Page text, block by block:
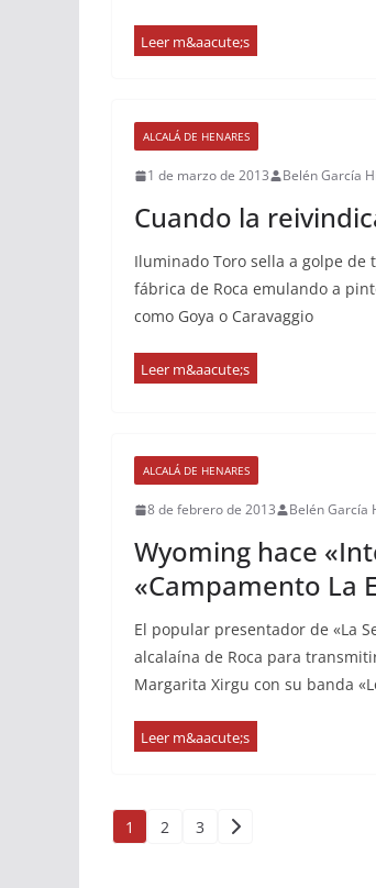
ALCALÁ DE HENARES
1 de marzo de 2013 Belén García
Cuando la
Iluminado Toro sella a golpe de
fábrica de Roca emulando a
como Goya o Caravaggio
ALCALÁ DE HENARES
8 de febrero de 2013 Belén García
Wyoming hace
«Campamento La
El popular presentador de «La
alcalaína de Roca para
Margarita Xirgu con su banda
Paginación
1 2 3